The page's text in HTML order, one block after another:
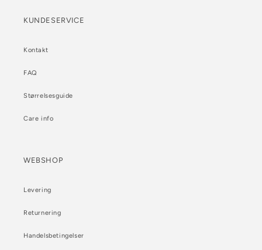
KUNDESERVICE
Kontakt
FAQ
Størrelsesguide
Care info
WEBSHOP
Levering
Returnering
Handelsbetingelser